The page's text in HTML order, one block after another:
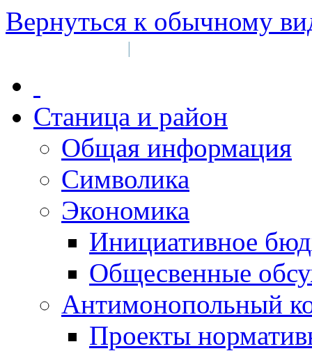
Вернуться к обычному
|
Станица и район
Общая информация
Символика
Экономика
Инициативное
Общесвенные
Антимонопольный
Проекты